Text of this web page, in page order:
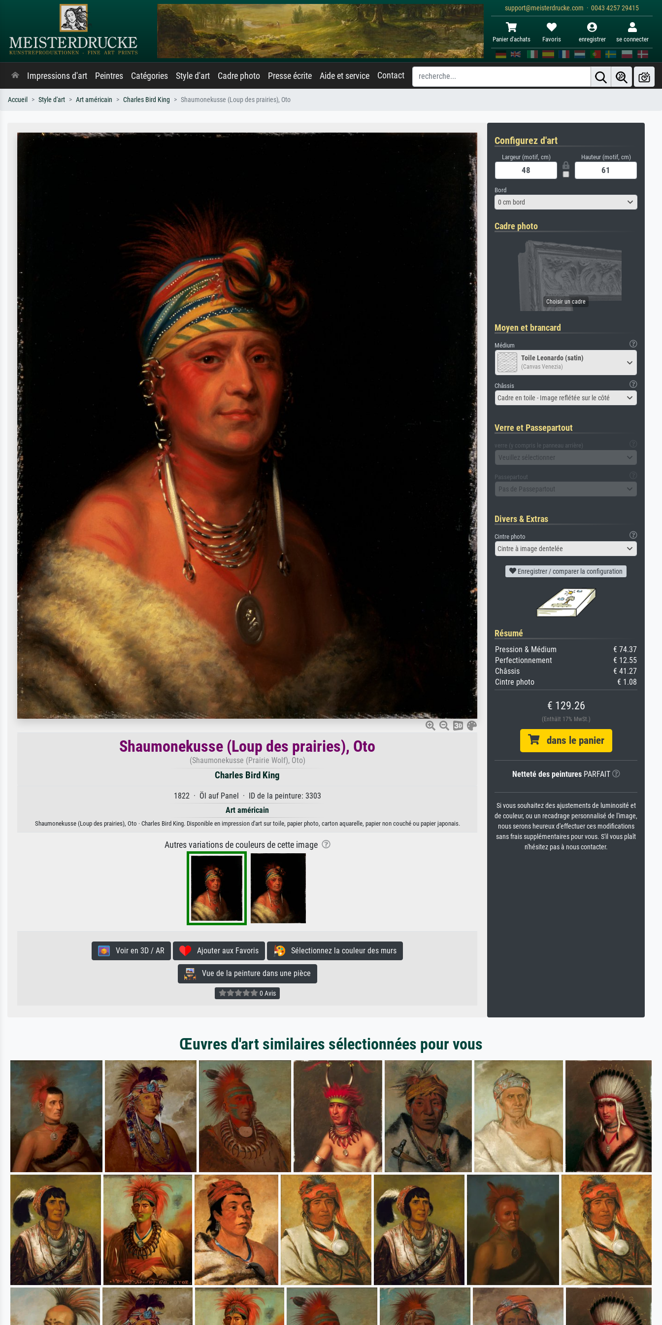
support@meisterdrucke.com · 0043 4257 29415
Panier d'achats Favoris enregistrer se connecter
Impressions d'art Peintres Catégories Style d'art Cadre photo Presse écrite Aide et service Contact
Accueil Style d'art Art américain Charles Bird King Shaumonekusse (Loup des prairies), Oto
Shaumonekusse (Loup des prairies), Oto
(Shaumonekusse (Prairie Wolf), Oto)
Charles Bird King
1822 · Öl auf Panel · ID de la peinture: 3303
Art américain
Shaumonekusse (Loup des prairies), Oto · Charles Bird King. Disponible en impression d'art sur toile, papier photo, carton aquarelle, papier non couché ou papier japonais.
Autres variations de couleurs de cette image
Voir en 3D / AR Ajouter aux Favoris Sélectionnez la couleur des murs
Vue de la peinture dans une pièce
0 Avis
Configurez d'art
Largeur (motif, cm) Hauteur (motif, cm)
Bord
0 cm bord
Cadre photo
Moyen et brancard
Médium
Toile Leonardo (satin)
(Canvas Venezia)
Châssis
Cadre en toile - Image reflétée sur le côté
Verre et Passepartout
verre (y compris le panneau arrière)
Veuillez sélectionner
Passepartout
Pas de Passepartout
Divers & Extras
Cintre photo
Cintre à image dentelée
Enregistrer / comparer la configuration
Résumé
Pression & Médium
€ 74.37
Perfectionnement
€ 12.55
Châssis
€ 41.27
Cintre photo
€ 1.08
€ 129.26
(Enthält 17% MwSt.)
dans le panier
Netteté des peinturesPARFAIT
Si vous souhaitez des ajustements de luminosité et
de couleur, ou un recadrage personnalisé de l'image,
nous serons heureux d'effectuer ces modifications
sans frais supplémentaires pour vous. S'il vous plaît
n'hésitez pas à nous contacter.
Œuvres d'art similaires sélectionnées pour vous